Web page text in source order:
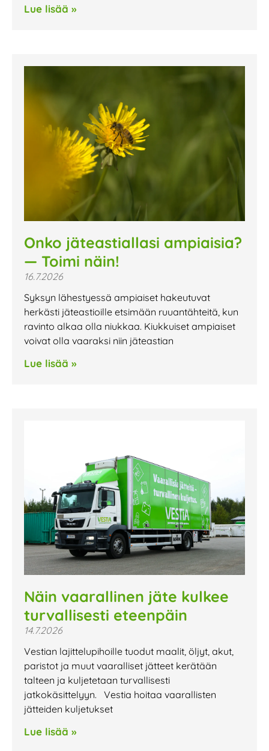
Lue lisää »
Onko jäteastiallasi ampiaisia?
— Toimi näin!
16.7.2026
Syksyn lähestyessä ampiaiset hakeutuvat
herkästi jäteastioille etsimään ruuantähteitä, kun
ravinto alkaa olla niukkaa. Kiukkuiset ampiaiset
voivat olla vaaraksi niin jäteastian
Lue lisää »
Näin vaarallinen jäte kulkee
turvallisesti eteenpäin
14.7.2026
Vestian lajittelupihoille tuodut maalit, öljyt, akut,
paristot ja muut vaaralliset jätteet kerätään
talteen ja kuljetetaan turvallisesti
jatkokäsittelyyn. Vestia hoitaa vaarallisten
jätteiden kuljetukset
Lue lisää »